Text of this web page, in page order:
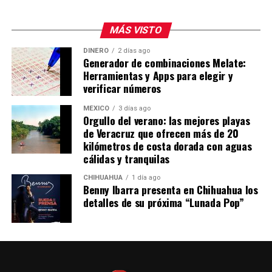
MÁS VISTO
DINERO 2 días ago
Generador de combinaciones Melate:
Herramientas y Apps para elegir y
verificar números
MÉXICO 3 días ago
Orgullo del verano: las mejores playas
de Veracruz que ofrecen más de 20
kilómetros de costa dorada con aguas
cálidas y tranquilas
CHIHUAHUA 1 día ago
Benny Ibarra presenta en Chihuahua los
detalles de su próxima “Lunada Pop”